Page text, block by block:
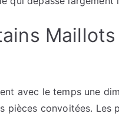
avec le temps une
pièces convoitées. Les